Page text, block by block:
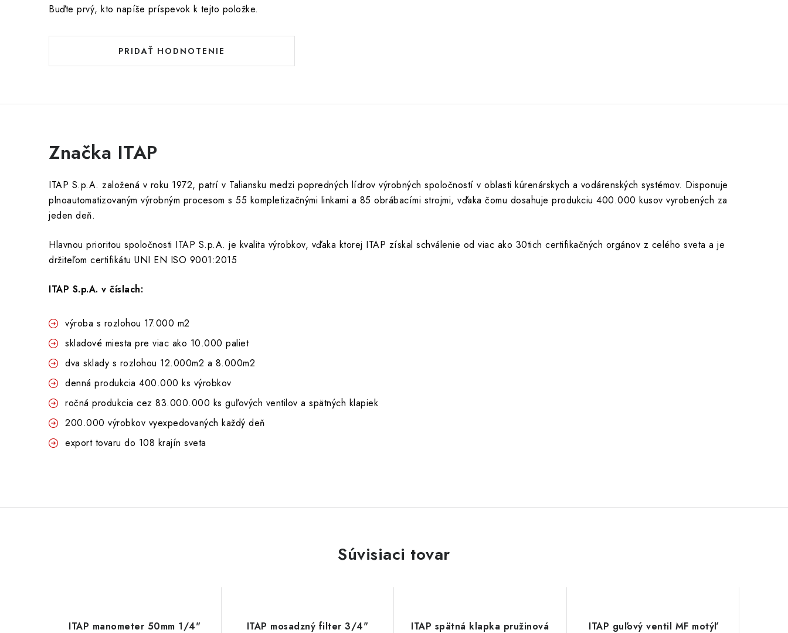
Buďte prvý, kto napíše príspevok k tejto položke.
PRIDAŤ HODNOTENIE
Značka ITAP
ITAP S.p.A. založená v roku 1972, patrí v Taliansku medzi popredných lídrov výrobných spoločností v oblasti kúrenárskych a vodárenských systémov. Disponuje
plnoautomatizovaným výrobným procesom s 55 kompletizačnými linkami a 85 obrábacími strojmi, vďaka čomu dosahuje produkciu 400.000 kusov vyrobených za
jeden deň.
Hlavnou prioritou spoločnosti ITAP S.p.A. je kvalita výrobkov, vďaka ktorej ITAP získal schválenie od viac ako 30tich certifikačných orgánov z celého sveta a je
držiteľom certifikátu UNI EN ISO 9001:2015
ITAP S.p.A. v číslach:
výroba s rozlohou 17.000 m2
skladové miesta pre viac ako 10.000 paliet
dva sklady s rozlohou 12.000m2 a 8.000m2
denná produkcia 400.000 ks výrobkov
ročná produkcia cez 83.000.000 ks guľových ventilov a spätných klapiek
200.000 výrobkov vyexpedovaných každý deň
export tovaru do 108 krajín sveta
Súvisiaci tovar
ITAP manometer 50mm 1/4"
ITAP mosadzný filter 3/4"
ITAP spätná klapka pružinová
ITAP guľový ventil MF motýľ